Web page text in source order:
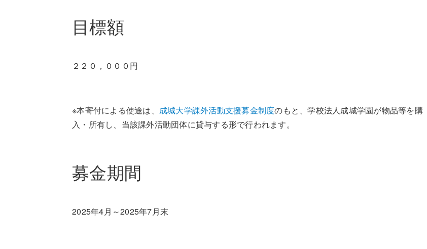
目標額
２２０，０００円
※本寄付による使途は、 成城大学課外活動支援募金制度のもと、学校法人成城学園が物品等を購
入・所有し、当該課外活動団体に貸与する形で行われます。
募金期間
2025年4月～2025年7月末